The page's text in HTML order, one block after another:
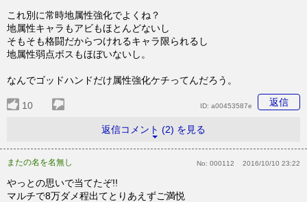
これ別に常時地属性強化でよくね？
地属性キャラもアビもほとんどないし
そもそも格闘だからつけれるキャラ限られるし
地属性弱点ボスもほぼいないし。
なんでゴッドハンドだけ属性強化ケチってんだろう。
10 返信
ID: a00453587e
返信コメント (2) を見る
またの名を名無し No: 000112 2016/10/10 23:22
やっとの思いで当てたぞ!!
マルチで8万ダメ程出てとりあえずご満悦